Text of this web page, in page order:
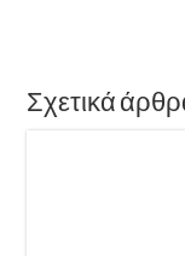
Σχετικά